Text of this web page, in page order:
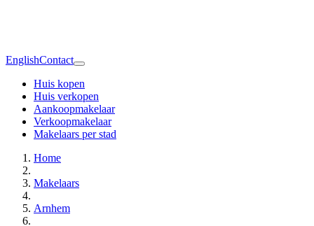
EnglishContact
Huis kopen
Huis verkopen
Aankoopmakelaar
Verkoopmakelaar
Makelaars per stad
Home
Makelaars
Arnhem